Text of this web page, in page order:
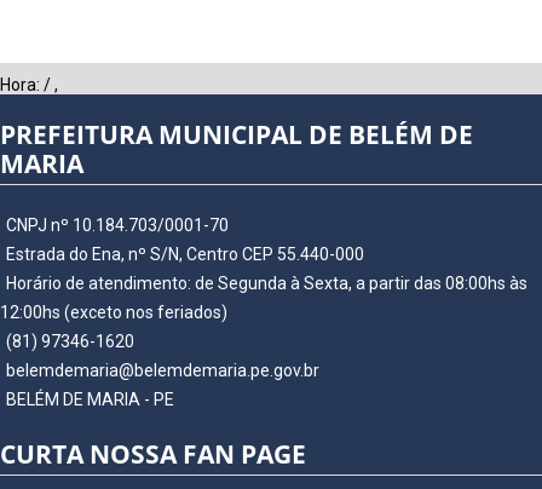
Hora: /,
PREFEITURA MUNICIPAL DE BELÉM DE
MARIA
CNPJ nº 10.184.703/0001-70
Estrada do Ena, nº S/N, Centro CEP 55.440-000
Horário de atendimento: de Segunda à Sexta, a partir das 08:00hs às
12:00hs (exceto nos feriados)
(81) 97346-1620
belemdemaria@belemdemaria.pe.gov.br
BELÉM DE MARIA - PE
CURTA NOSSA FAN PAGE